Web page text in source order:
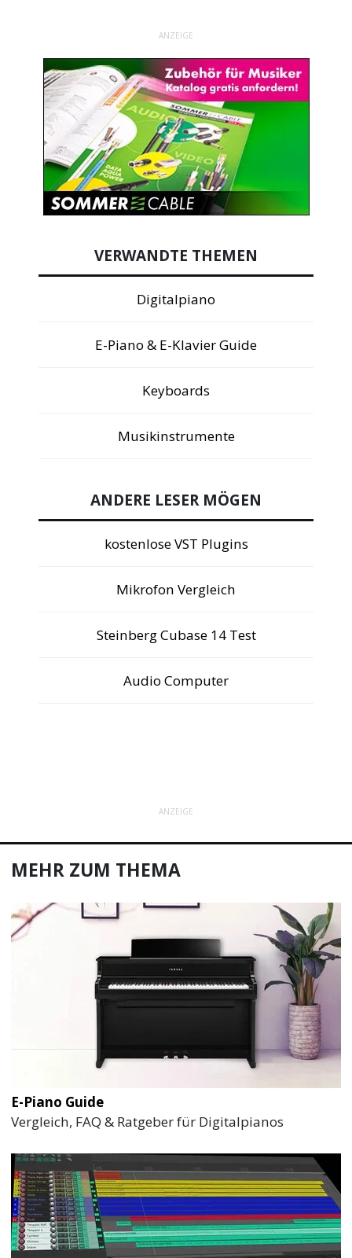
ANZEIGE
VERWANDTE THEMEN
Digitalpiano
E-Piano & E-Klavier Guide
Keyboards
Musikinstrumente
ANDERE LESER MÖGEN
kostenlose VST Plugins
Mikrofon Vergleich
Steinberg Cubase 14 Test
Audio Computer
ANZEIGE
MEHR ZUM THEMA
E-Piano Guide
Vergleich, FAQ & Ratgeber für Digitalpianos